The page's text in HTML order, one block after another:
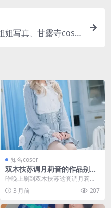
姐写真、甘露寺cos
知名coser
双木扶苏调月莉音的作品别具
一格，这样的cosplay装扮确
实少见
昨晚上刷到双木扶苏这套调月莉音
的图，本来都划过去了，我又划回
来看。这套装扮确实少...
3 月前 207